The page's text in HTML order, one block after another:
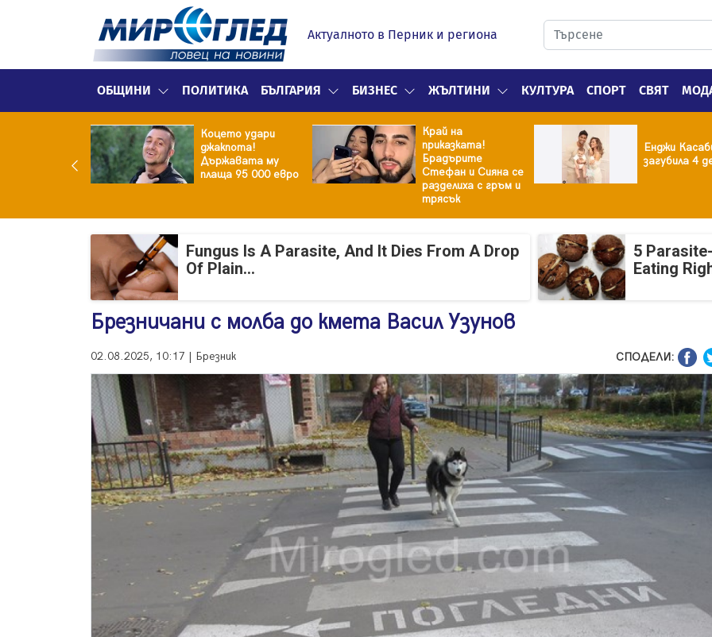
Актуалното в Перник и региона
ОБЩИНИ ПОЛИТИКА БЪЛГАРИЯ БИЗНЕС ЖЪЛТИНИ КУЛТУРА СПОРТ СВЯТ
Коцето удари
джакпота!
Държавата му
плаща 95 000 евро
Край на
приказката!
Брадърите
Стефан и Сияна се
разделиха с гръм и
трясък
Енджи
загубила 4
Fungus Is A Parasite, And It Dies From A Drop
Of Plain...
5
Eating
Брезничани с молба до кмета Васил Узунов
02.08.2025, 10:17 | Брезник СПОДЕЛИ: